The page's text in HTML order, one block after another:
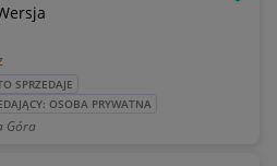
SPRZEDAJE
OSOBA PRYWATNA
Góra